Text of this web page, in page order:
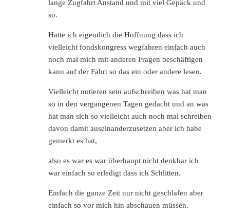
lange Zugfahrt Anstand und mit viel Gepäck und
so.
Hatte ich eigentlich die Hoffnung dass ich
vielleicht fondskongress wegfahren einfach auch
noch mal mich mit anderen Fragen beschäftigen
kann auf der Fahrt so das ein oder andere lesen.
Vielleicht notieren sein aufschreiben was hat man
so in den vergangenen Tagen gedacht und an was
hat man sich so vielleicht auch noch mal schreiben
davon damit auseinanderzusetzen aber ich habe
gemerkt es hat,
also es war es war überhaupt nicht denkbar ich
war einfach so erledigt dass ich Schlitten.
Einfach die ganze Zeit nur nicht geschlafen aber
einfach so vor mich hin abschauen müssen.